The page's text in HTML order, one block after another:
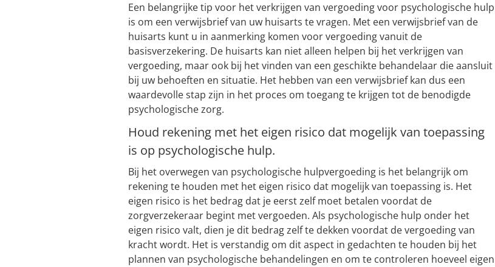
Een belangrijke tip voor het verkrijgen van vergoeding voor psychologische hulp
is om een verwijsbrief van uw huisarts te vragen. Met een verwijsbrief van de
huisarts kunt u in aanmerking komen voor vergoeding vanuit de
basisverzekering. De huisarts kan niet alleen helpen bij het verkrijgen van
vergoeding, maar ook bij het vinden van een geschikte behandelaar die aansluit
bij uw behoeften en situatie. Het hebben van een verwijsbrief kan dus een
waardevolle stap zijn in het proces om toegang te krijgen tot de benodigde
psychologische zorg.
Houd rekening met het eigen risico dat mogelijk van toepassing
is op psychologische hulp.
Bij het overwegen van psychologische hulpvergoeding is het belangrijk om
rekening te houden met het eigen risico dat mogelijk van toepassing is. Het
eigen risico is het bedrag dat je eerst zelf moet betalen voordat de
zorgverzekeraar begint met vergoeden. Als psychologische hulp onder het
eigen risico valt, dien je dit bedrag zelf te dekken voordat de vergoeding van
kracht wordt. Het is verstandig om dit aspect in gedachten te houden bij het
plannen van psychologische behandelingen en om te controleren hoeveel eigen